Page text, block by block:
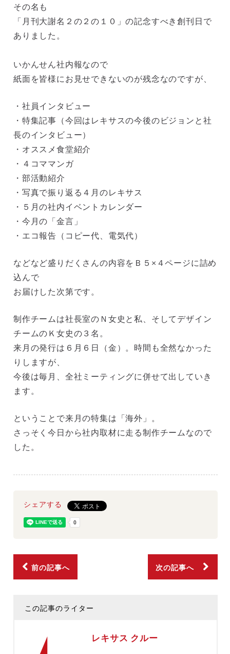
その名も
「月刊大謝名２の２の１０」の記念すべき創刊日で
ありました。
いかんせん社内報なので
紙面を皆様にお見せできないのが残念なのですが、
・社員インタビュー
・特集記事（今回はレキサスの今後のビジョンと社
長のインタビュー）
・オススメ食堂紹介
・４コママンガ
・部活動紹介
・写真で振り返る４月のレキサス
・５月の社内イベントカレンダー
・今月の「金言」
・エコ報告（コピー代、電気代）
などなど盛りだくさんの内容をＢ５×４ページに詰め
込んで
お届けした次第です。
制作チームは社長室のＮ女史と私、そしてデザイン
チームのＫ女史の３名。
来月の発行は６月６日（金）。時間も全然なかった
りしますが、
今後は毎月、全社ミーティングに併せて出していき
ます。
ということで来月の特集は「海外」。
さっそく今日から社内取材に走る制作チームなので
した。
シェアする
前の記事へ 次の記事へ
この記事のライター
レキサス クルー